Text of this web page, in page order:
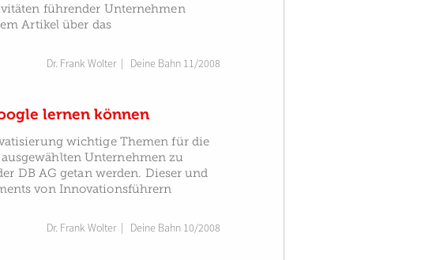
führender Unternehmen
Artikel über das
Dr. Frank Wolter| Deine Bahn 11/2008
lernen können
wichtige Themen für die
Unternehmen zu
DB AG getan werden. Dieser und
von Innovationsführern
Dr. Frank Wolter| Deine Bahn 10/2008